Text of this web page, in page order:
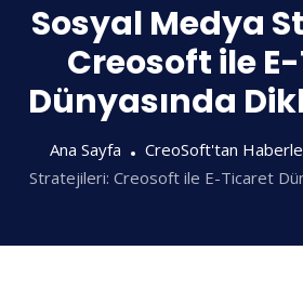
Sosyal Medya
Creosoft ile
Dünyasında
Ana Sayfa CreoSoft'tan
Stratejileri: Creosoft ile E-Ticaret